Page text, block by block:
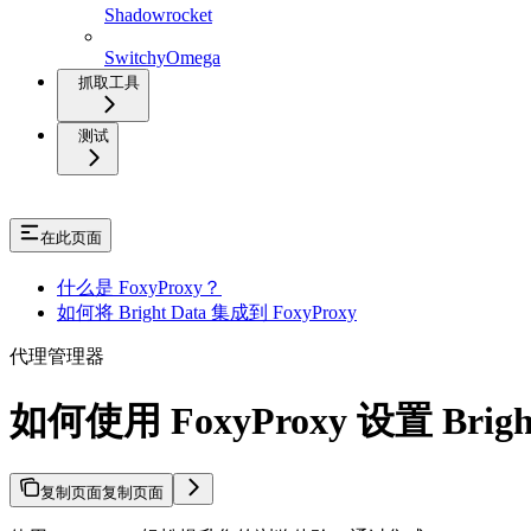
Shadowrocket
SwitchyOmega
抓取工具
测试
在此页面
什么是 FoxyProxy？
如何将 Bright Data 集成到 FoxyProxy
代理管理器
如何使用 FoxyProxy 设置
复制页面复制页面